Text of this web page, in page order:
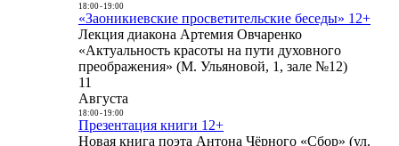
18:00- 19:00
«Заоникиевские просветительские беседы» 12+
Лекция диакона Артемия Овчаренко
«Актуальность красоты на пути духовного
преображения» (М. Ульяновой, 1, зале №12)
11
Августа
18:00- 19:00
Презентация книги 12+
Новая книга поэта Антона Чёрного «Сбор» (ул.